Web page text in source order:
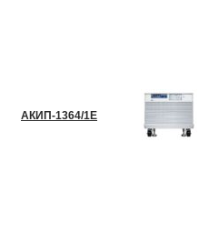
АКИП-1364/1Е